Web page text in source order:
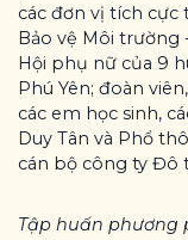
các đơn vị tích cực
Bảo vệ Môi trường
Hội phụ nữ của 9
Phú Yên; đoàn
các em học sinh,
Duy Tân và Phổ
cán bộ công ty Đô
Tập huấn phương